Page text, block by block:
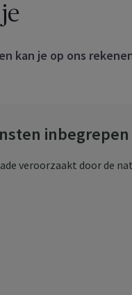
kan je op ons
veroorzaakt door de